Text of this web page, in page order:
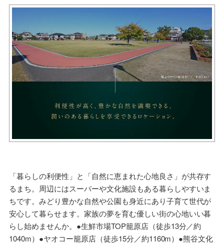
「暮らしの利便性」と「自然に恵まれた心地良さ」が共存す
るまち。周辺にはスーパーや文化施設もある暮らしやすいま
ちです。みどり豊かな自然や公園も身近にあり子育て世代が
安心して暮らせます。家族の夢を育む優しい街の心地いい暮
らし始めませんか。●生鮮市場TOP籠原店（徒歩13分／約
1040m）●ヤオコー籠原店（徒歩15分／約1160m）●熊谷文化